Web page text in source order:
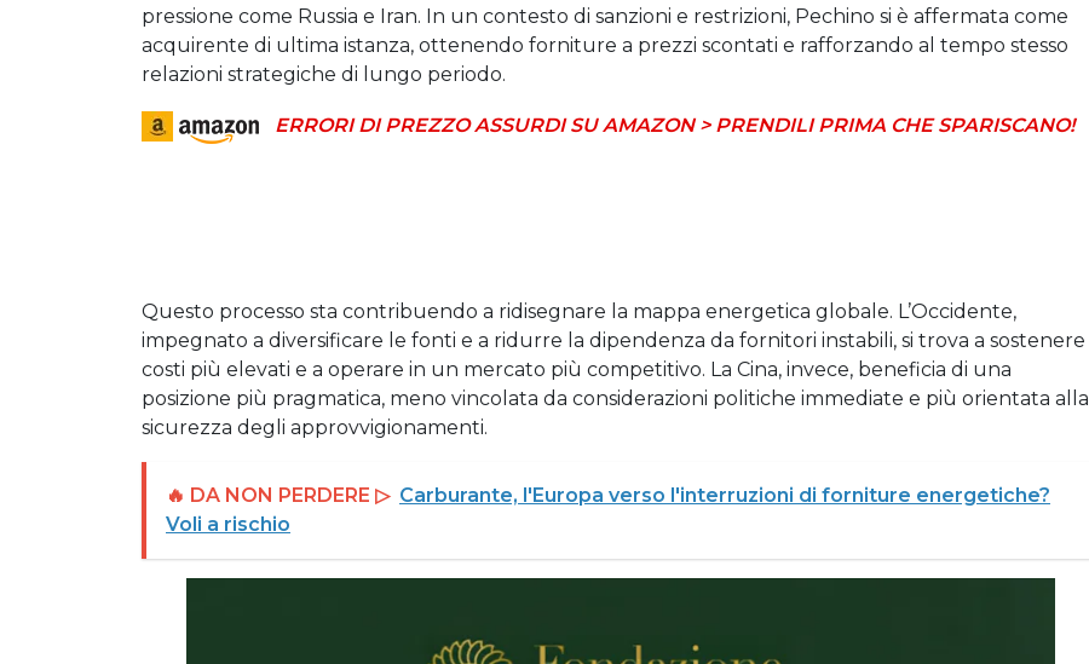
pressione come Russia e Iran. In un contesto di sanzioni e restrizioni, Pechino si è affermata come
acquirente di ultima istanza, ottenendo forniture a prezzi scontati e rafforzando al tempo stesso
relazioni strategiche di lungo periodo.
ERRORI DI PREZZO ASSURDI SU AMAZON > PRENDILI PRIMA CHE SPARISCANO!
Questo processo sta contribuendo a ridisegnare la mappa energetica globale. L’Occidente,
impegnato a diversificare le fonti e a ridurre la dipendenza da fornitori instabili, si trova a sostenere
costi più elevati e a operare in un mercato più competitivo. La Cina, invece, beneficia di una
posizione più pragmatica, meno vincolata da considerazioni politiche immediate e più orientata alla
sicurezza degli approvvigionamenti.
🔥 DA NON PERDERE ▷ Carburante, l'Europa verso l'interruzioni di forniture energetiche?
Voli a rischio